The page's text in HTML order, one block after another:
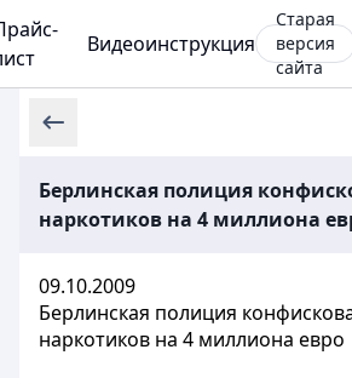
Видеоинструкция
Старая
версия
сайта
Берлинская полиция
наркотиков на 4 миллиона
09.10.2009
Берлинская полиция
наркотиков на 4 миллиона евро